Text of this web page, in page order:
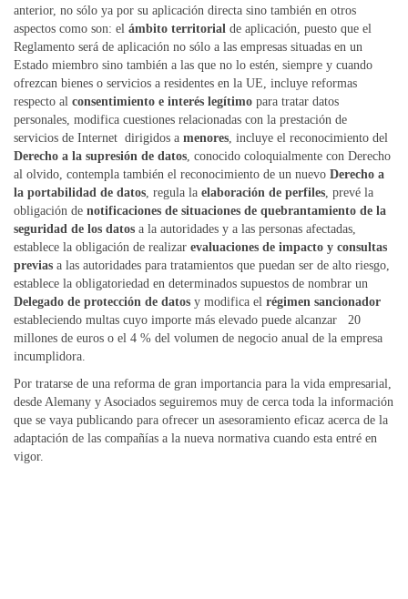
anterior, no sólo ya por su aplicación directa sino también en otros
aspectos como son: el ámbito territorial de aplicación, puesto que el
Reglamento será de aplicación no sólo a las empresas situadas en un
Estado miembro sino también a las que no lo estén, siempre y cuando
ofrezcan bienes o servicios a residentes en la UE, incluye reformas
respecto al consentimiento e interés legítimo para tratar datos
personales, modifica cuestiones relacionadas con la prestación de
servicios de Internet dirigidos a menores, incluye el reconocimiento del
Derecho a la supresión de datos, conocido coloquialmente con Derecho
al olvido, contempla también el reconocimiento de un nuevo Derecho a
la portabilidad de datos, regula la elaboración de perfiles, prevé la
obligación de notificaciones de situaciones de quebrantamiento de la
seguridad de los datos a la autoridades y a las personas afectadas,
establece la obligación de realizar evaluaciones de impacto y consultas
previas a las autoridades para tratamientos que puedan ser de alto riesgo,
establece la obligatoriedad en determinados supuestos de nombrar un
Delegado de protección de datos y modifica el régimen sancionador
estableciendo multas cuyo importe más elevado puede alcanzar 20
millones de euros o el 4 % del volumen de negocio anual de la empresa
incumplidora.
Por tratarse de una reforma de gran importancia para la vida empresarial,
desde Alemany y Asociados seguiremos muy de cerca toda la información
que se vaya publicando para ofrecer un asesoramiento eficaz acerca de la
adaptación de las compañías a la nueva normativa cuando esta entré en
vigor.